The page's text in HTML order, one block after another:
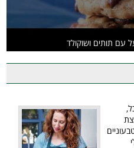
עם תותים ושוקולד